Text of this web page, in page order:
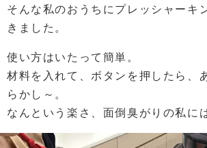
そんな私のおうちにプレッシャーキ
きました。
使い方はいたって簡単。
材料を入れて、ボタンを押したら、
らかし～。
なんという楽さ、面倒臭がりの私に